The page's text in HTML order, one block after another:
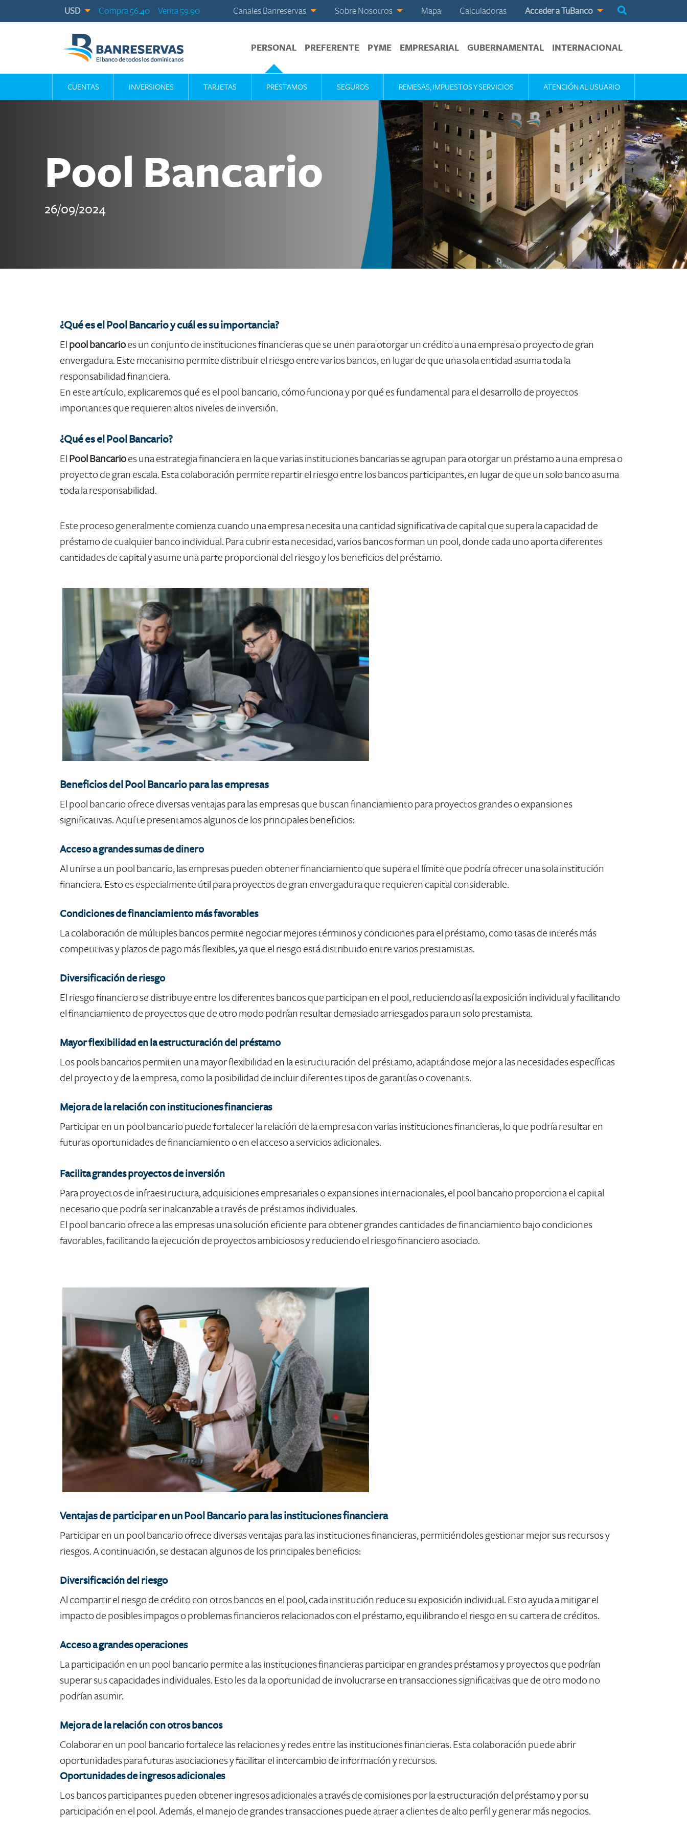
USD Compra 56.40 Venta 59.90 Canales Banreservas Sobre Nosotros Mapa Calculadoras Acceder a TuBanco
PERSONAL
CUENTAS INVERSIONES TARJETAS PRESTAMOS SEGUROS REMESAS, IMPUESTOS Y SERVICIOS ATENCIÓN AL USUARIO
PREFERENTE PYME EMPRESARIAL GUBERNAMENTAL INTERNACIONAL
Pool Bancario
26/09/2024
​​​​​​​¿Qué es el Pool Bancario y cuál es su importancia?
El pool bancarioes un conjunto de instituciones financieras que se unen para otorgar un crédito a una empresa o proyecto de gran
envergadura. Este mecanismo permite distribuir el riesgo entre varios bancos, en lugar de que una sola entidad asuma toda la
responsabilidad financiera.
En este artículo, explicaremos qué es el pool bancario, cómo funciona y por qué es funda​mental para el desarrollo de proyectos
importantes que requieren altos niveles de inversión.
¿Qué es el Pool Bancario?​
El Pool Bancarioes una estrategia financiera en la que varias instituciones bancarias se agrupan para otorgar un préstamo a una empresa o
proyecto de gran escala. Esta colaboración permite repartir el riesgo entre los bancos participantes, en lugar de que un solo banco asuma
toda la responsabilidad.
Este proceso generalmente comienza cuando una empresa necesita una cantidad significativa de capital que supera la capacidad de
préstamo de cualquier banco individual. Para cubrir esta necesidad, varios bancos forman un pool, donde cada uno aporta diferentes
cantidades de capital y asume una parte proporcional del riesgo y los beneficios del préstamo.
Beneficios del Pool Bancario para las empresas
​El pool bancario ofrece diversas ventajas para las empresas que buscan financiamiento para proyectos grandes o expansiones
significativas. Aquí te presentamos algunos de los principales beneficios:
Acceso a grandes sumas de dinero
Al unirse a un pool bancario, las empresas pueden obtener financiamiento que supera el límite que podría ofrecer una sola institución
financiera. Esto es especialmente útil para proyectos de gran envergadura que requieren capital considerable.
Condiciones de financiamiento más favorables
La colaboración de múltiples bancos permite negociar mejores términos y condiciones para el préstamo, como tasas de interés más
competitivas y plazos de pago más flexibles, ya que el riesgo está distribuido entre varios prestamistas.
Diversificación de riesgo
El riesgo financiero se distribuye entre los diferentes bancos que participan en el pool, reduciendo así la exposición individual y facilitando
el financiamiento de proyectos que de otro modo podrían resultar demasiado arriesgados para un solo prestamista.
Mayor flexibilidad en la estructuración del préstamo
Los pools bancarios permiten una mayor flexibilidad en la estructuración del préstamo, adaptándose mejor a las necesidades específicas
del proyecto y de la empresa, como la posibilidad de incluir diferentes tipos de garantías o covenants.
Mejora de la relación con instituciones financieras
Participar en un pool bancario puede fortalecer la relación de la empresa con varias instituciones financieras, lo que podría resultar en
futuras oportunidades de financiamiento o en el acceso a servicios adicionales.
​Facilita grandes proyectos de inversió​n
Para proyectos de infraestructura, adquisiciones empresariales o expansiones internacionales, el pool bancario proporciona el capital
necesario que podría ser inalcanzable a través de préstamos individuales.
El pool bancario ofrece a las empresas una solución eficiente para obtener grandes cantidades de financiamiento bajo condiciones
favorables, facilitando la ejecución de proyectos ambiciosos y reduciendo el riesgo financiero asociado.​
Ventajas de participar en un Pool Bancario para las instituciones financiera
Participar en un pool bancario ofrece diversas ventajas para las instituciones financieras, permitiéndoles gestionar mejor sus recursos y
riesgos. A continuación, se destacan algunos de los principales beneficios:
Diversificación del riesgo
Al compartir el riesgo de crédito con otros bancos en el pool, cada institución reduce su exposición individual. Esto ayuda a mitigar el
impacto de posibles impagos o problemas financieros relacionados con el préstamo, equilibrando el riesgo en su cartera de créditos.
Acceso a grandes operaciones
La participación en un pool bancario permite a las instituciones financieras participar en grandes préstamos y proyectos que podrían
superar sus capacidades individuales. Esto les da la oportunidad de involucrarse en transacciones significativas que de otro modo no
podrían asumir.
Mejora de la relación con otros bancos
Colaborar en un pool bancario fortalece las relaciones y redes entre las instituciones financieras. Esta colaboración puede abrir
oportunidades para futuras asociaciones y facilitar el intercambio de información y recursos. ​
Oportunidades de ingresos adicionales
Los bancos participantes pueden obtener ingresos adicionales a través de comisiones por la estructuración del préstamo y por su
participación en el pool. Además, el manejo de grandes transacciones puede atraer a clientes de alto perfil y generar más negocios.